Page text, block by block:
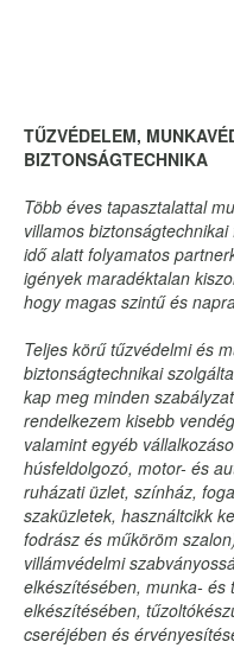
TŰZVÉDELEM,
BIZTONSÁGTECHNIKA
Több éves tapasztalattal
villamos
idő alatt folyamatos
igények maradéktalan
hogy magas szintű és
Teljes körű tűzvédelmi és
biztonságtechnikai
kap meg minden
rendelkezem kisebb
valamint egyéb
húsfeldolgozó, motor- és
ruházati üzlet, színház,
szaküzletek, használtcikk
fodrász és műköröm
villámvédelmi
elkészítésében, munka- és
elkészítésében,
cseréjében és